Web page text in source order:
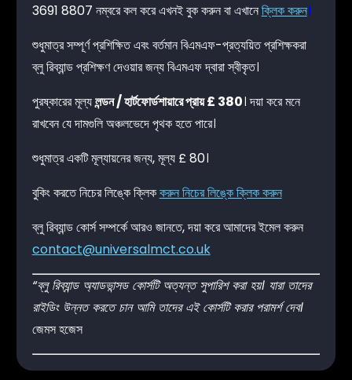
3691 8807 নম্বরে কল করে এখনই বুক করুন বা এখানেক্লিক করুন।
শুধুমাত্র সম্পূর্ণ প্রশিক্ষিত এবং বর্তমান বিএমএফ-প্রত্যয়িত প্রশিক্ষকরা
ব্লু রিব্যান্ড প্রশিক্ষণ দেওয়ার জন্য বিএমএফ দ্বারা স্বীকৃত।
পুরষ্কারের মূল্যলন্ডন / হার্টফোর্ডশায়ারে প্রায় £ 380। দয়া করে মনে
রাখবেন যে দামগুলি অঞ্চলভেদে পৃথক হতে পারে।
শুধুমাত্র একটি মূল্যায়নের জন্য, মূল্য £ 80।
বুকিং করতে নিচের লিঙ্কে ক্লিককরুন নিচের লিঙ্কে ক্লিক করুন
ব্লু রিব্যান্ড কোর্স সম্পর্কে আরও জানতে, দয়া করে আমাদের ইমেল করুন
contact@universalmct.co.uk
“ব্লু রিব্যান্ড অ্যাডভান্সড কোর্সটি অত্যন্ত সুপারিশ করা হয়। যারা তাদের
রাইডিং উন্নত করতে চান আমি তাদের এই কোর্সটি করার পরামর্শ দেব।
জেমস হজেস